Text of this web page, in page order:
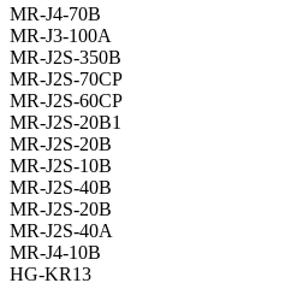
MR-J4-70B
MR-J3-100A
MR-J2S-350B
MR-J2S-70CP
MR-J2S-60CP
MR-J2S-20B1
MR-J2S-20B
MR-J2S-10B
MR-J2S-40B
MR-J2S-20B
MR-J2S-40A
MR-J4-10B
HG-KR13